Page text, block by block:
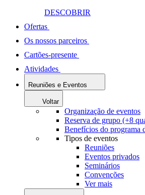
DESCOBRIR
Ofertas
Os nossos parceiros
Cartões-presente
Atividades
Reuniões e Eventos
Voltar
Organização de eventos
Reserva de grupo (+8
Benefícios do programa
Tipos de eventos
Reuniões
Eventos privados
Seminários
Convenções
Ver mais